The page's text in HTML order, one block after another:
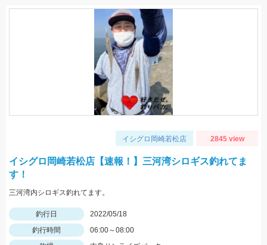
イシグロ岡崎若松店 2845 view
イシグロ岡崎若松店【速報！】三河湾シロギス釣れてま
す！
三河湾内シロギス釣れてます。
釣行日
2022/05/18
釣行時間
06:00～08:00